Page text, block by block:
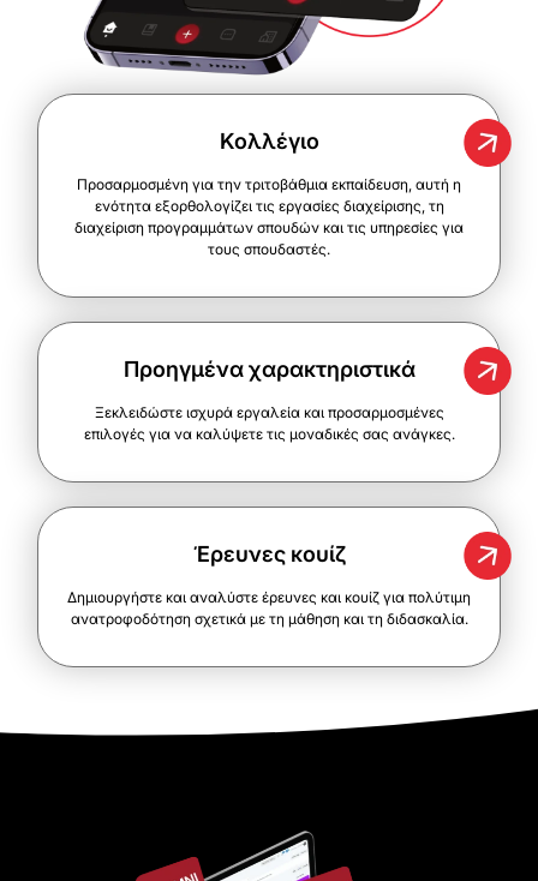
Κολλέγιο
Προσαρμοσμένη για την τριτοβάθμια εκπαίδευση, αυτή η
ενότητα εξορθολογίζει τις εργασίες διαχείρισης, τη
διαχείριση προγραμμάτων σπουδών και τις υπηρεσίες για
τους σπουδαστές.
Προηγμένα χαρακτηριστικά
Ξεκλειδώστε ισχυρά εργαλεία και προσαρμοσμένες
επιλογές για να καλύψετε τις μοναδικές σας ανάγκες.
Έρευνες κουίζ
Δημιουργήστε και αναλύστε έρευνες και κουίζ για πολύτιμη
ανατροφοδότηση σχετικά με τη μάθηση και τη διδασκαλία.